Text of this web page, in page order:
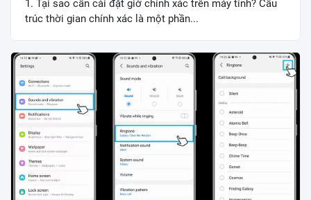
1. Tại sao cần cài đặt giờ chính xác trên máy tính? Cấu
trúc thời gian chính xác là một phần...